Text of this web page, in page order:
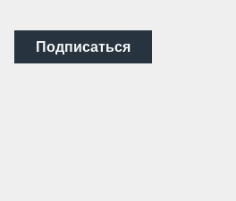
Подписаться